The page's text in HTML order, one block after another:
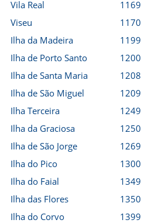
Vila Real
Viseu
Ilha da Madeira
Ilha de Porto Santo
Ilha de Santa Maria
Ilha de São Miguel
Ilha Terceira
Ilha da Graciosa
Ilha de São Jorge
Ilha do Pico
Ilha do Faial
Ilha das Flores
Ilha do Corvo
1169
1170
1199
1200
1208
1209
1249
1250
1269
1300
1349
1350
1399